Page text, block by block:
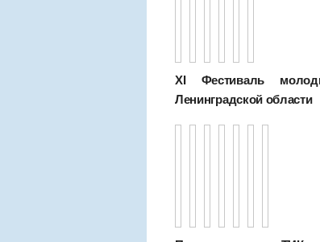
XI Фестиваль
Ленинградской области